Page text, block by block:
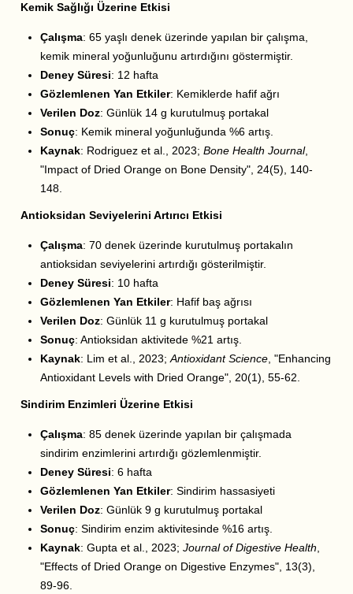
Kemik Sağlığı Üzerine Etkisi
Çalışma: 65 yaşlı denek üzerinde yapılan bir çalışma,
kemik mineral yoğunluğunu artırdığını göstermiştir.
Deney Süresi: 12 hafta
Gözlemlenen Yan Etkiler: Kemiklerde hafif ağrı
Verilen Doz: Günlük 14 g kurutulmuş portakal
Sonuç: Kemik mineral yoğunluğunda %6 artış.
Kaynak: Rodriguez et al., 2023; Bone Health Journal,
"Impact of Dried Orange on Bone Density", 24(5), 140-
148.
Antioksidan Seviyelerini Artırıcı Etkisi
Çalışma: 70 denek üzerinde kurutulmuş portakalın
antioksidan seviyelerini artırdığı gösterilmiştir.
Deney Süresi: 10 hafta
Gözlemlenen Yan Etkiler: Hafif baş ağrısı
Verilen Doz: Günlük 11 g kurutulmuş portakal
Sonuç: Antioksidan aktivitede %21 artış.
Kaynak: Lim et al., 2023;Antioxidant Science, "Enhancing
Antioxidant Levels with Dried Orange", 20(1), 55-62.
Sindirim Enzimleri Üzerine Etkisi
Çalışma: 85 denek üzerinde yapılan bir çalışmada
sindirim enzimlerini artırdığı gözlemlenmiştir.
Deney Süresi: 6 hafta
Gözlemlenen Yan Etkiler: Sindirim hassasiyeti
Verilen Doz: Günlük 9 g kurutulmuş portakal
Sonuç: Sindirim enzim aktivitesinde %16 artış.
Kaynak: Gupta et al., 2023; Journal of Digestive Health,
"Effects of Dried Orange on Digestive Enzymes", 13(3),
89-96.